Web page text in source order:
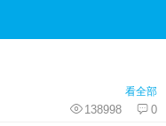
看全部
0
138998